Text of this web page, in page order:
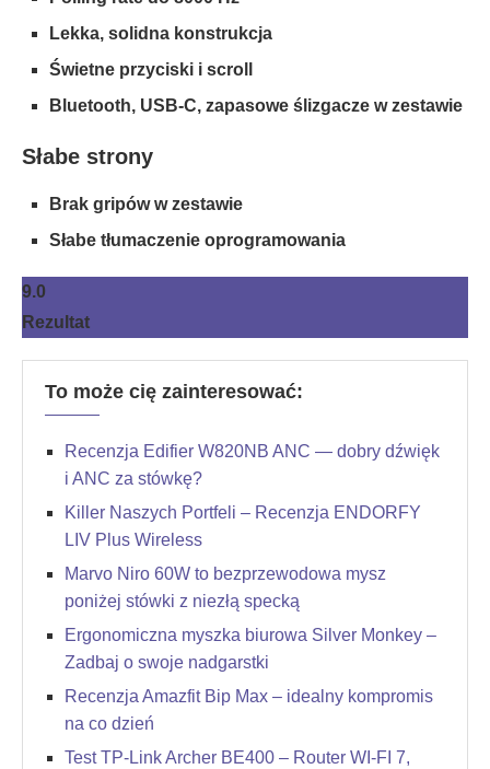
Lekka, solidna konstrukcja
Świetne przyciski i scroll
Bluetooth, USB-C, zapasowe ślizgacze w zestawie
Słabe strony
Brak gripów w zestawie
Słabe tłumaczenie oprogramowania
9.0
Rezultat
To może cię zainteresować:
Recenzja Edifier W820NB ANC — dobry dźwięk
i ANC za stówkę?
Killer Naszych Portfeli – Recenzja ENDORFY
LIV Plus Wireless
Marvo Niro 60W to bezprzewodowa mysz
poniżej stówki z niezłą specką
Ergonomiczna myszka biurowa Silver Monkey –
Zadbaj o swoje nadgarstki
Recenzja Amazfit Bip Max – idealny kompromis
na co dzień
Test TP-Link Archer BE400 – Router WI-FI 7,